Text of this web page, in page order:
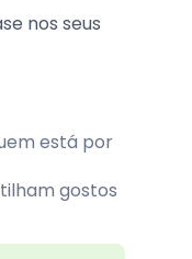
nos seus
está por
gostos